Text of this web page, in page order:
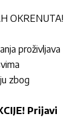
OKRENUTA!
proživljava
zbog
Prijavi